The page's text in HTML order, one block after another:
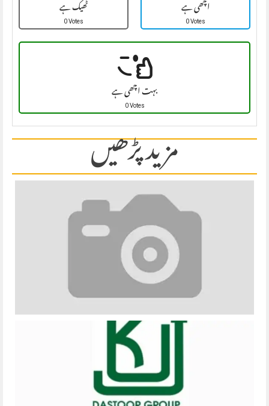
ٹھیک ہے
0 Votes اچھی ہے
0 Votes
بہت اچھی ہے
0 Votes
مزید پڑھیں